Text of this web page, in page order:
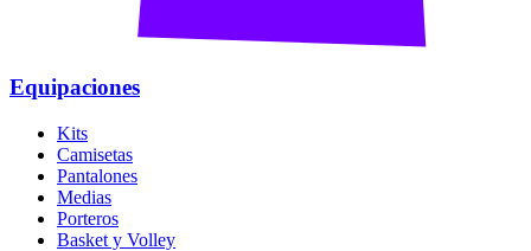
Equipaciones
Kits
Camisetas
Pantalones
Medias
Porteros
Basket y Volley